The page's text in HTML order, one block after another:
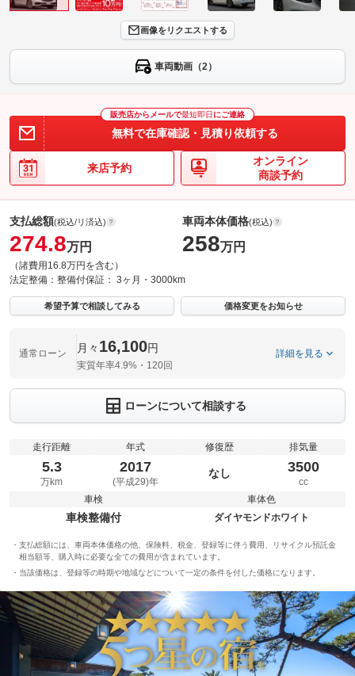
画像をリクエストする
車両動画（2）
販売店からメールで最短即日 にご連絡
無料で在庫確認・見積り依頼する
来店予約
オンライン
商談予約
支払総額(税込/リ済込)
274.8万円
（諸費用16.8万円を含む）
車両本体価格(税込)
258万円
法定整備： 整備付保証： 3ヶ月・3000km
希望予算で相談してみる 価格変更をお知らせ
通常ローン 月々 16,100円
実質年率4.9%・120回
詳細を見る
ローンについて相談する
走行距離
5.3
万km
年式
2017
(平成29)年
修復歴
なし
排気量
3500
cc
車検
車検整備付
車体色
ダイヤモンドホワイト
支払総額には、車両本体価格の他、保険料、税金、登録等に伴う費用、リサイクル預託金
相当額等、購入時に必要な全ての費用が含まれています。
当該価格は、登録等の時期や地域などについて一定の条件を付した価格になります。